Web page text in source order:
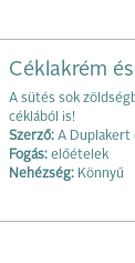
Céklakrém
A sütés sok
céklából is!
Szerző: A
Fogás: előételek
Nehézség: Könnyű